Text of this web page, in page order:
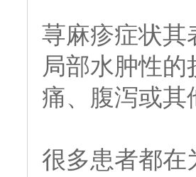
荨麻疹症状其
局部水肿性
痛、腹泻或其
很多患者都在